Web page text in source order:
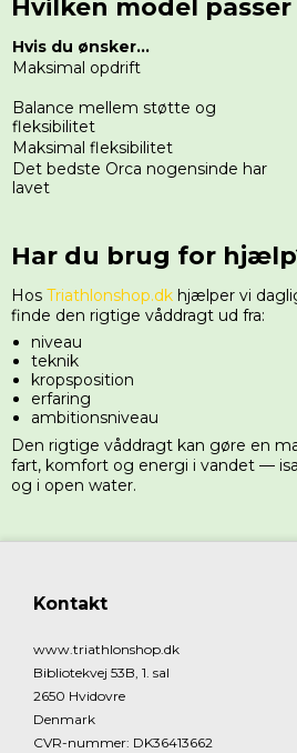
Hvilken model
Hvis du ønsker...
Maksimal opdrift
Balance mellem støtte og
fleksibilitet
Maksimal fleksibilitet
Det bedste Orca nogensinde har
lavet
Har du brug for
Hos Triathlonshop.dk hjælper vi
finde den rigtige våddragt ud fra:
niveau
teknik
kropsposition
erfaring
ambitionsniveau
Den rigtige våddragt kan gøre en
fart, komfort og energi i vandet —
og i open water.
Kontakt
www.triathlonshop.dk
Bibliotekvej 53B, 1. sal
2650 Hvidovre
Denmark
CVR-nummer: DK36413662